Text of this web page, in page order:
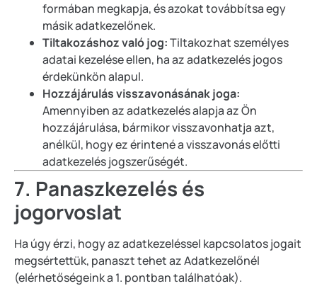
formában megkapja, és azokat továbbítsa egy
másik adatkezelőnek.
Tiltakozáshoz való jog:Tiltakozhat személyes
adatai kezelése ellen, ha az adatkezelés jogos
érdekünkön alapul.
Hozzájárulás visszavonásának joga:
Amennyiben az adatkezelés alapja az Ön
hozzájárulása, bármikor visszavonhatja azt,
anélkül, hogy ez érintené a visszavonás előtti
adatkezelés jogszerűségét.
7. Panaszkezelés és
jogorvoslat
Ha úgy érzi, hogy az adatkezeléssel kapcsolatos jogait
megsértettük, panaszt tehet az Adatkezelőnél
(elérhetőségeink a 1. pontban találhatóak).